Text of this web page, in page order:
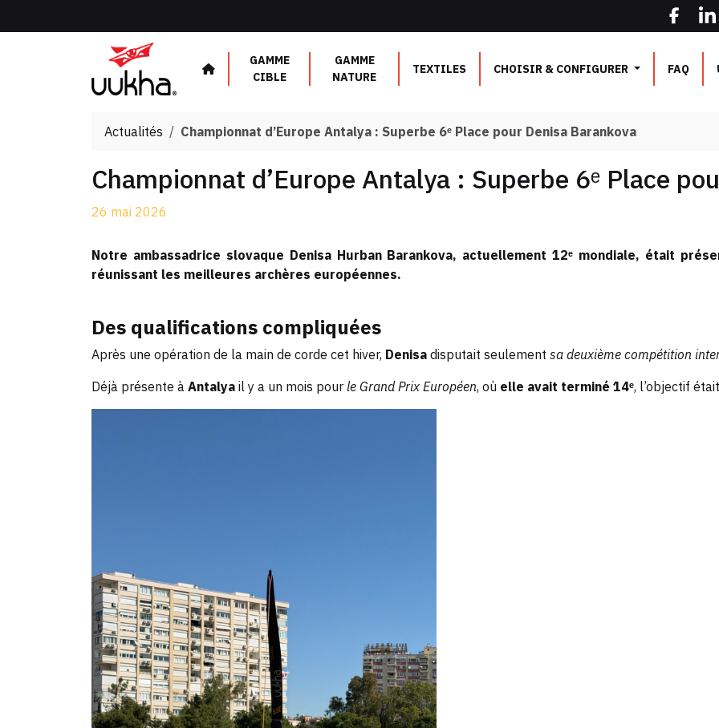
GAMME
CIBLE
GAMME
NATURE
TEXTILES CHOISIR & CONFIGURER FAQ
Actualités Championnat d’Europe Antalya : Superbe 6ᵉ Place pour Denisa Barankova
Championnat d’Europe Antalya : Superbe 6ᵉ Place
26 mai 2026
Notre ambassadrice slovaque Denisa Hurban Barankova, actuellement 12ᵉ mondiale, était
réunissant les meilleures archères européennes.
Des qualifications compliquées
Après une opération de la main de corde cet hiver, Denisa disputait seulement sa deuxième compétition
Déjà présente à Antalya il y a un mois pour le Grand Prix Européen, où elle avait terminé 14ᵉ, l’objectif